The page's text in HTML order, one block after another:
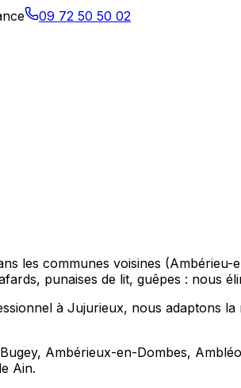
09 72 50 50 02
les communes voisines
punaises de lit, guêpes : nous
à Jujurieux, nous adaptons
Ambérieux-en-Dombes,
Ain.